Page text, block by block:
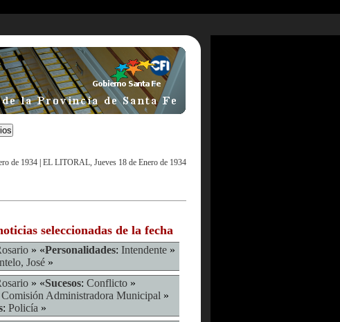
de 1934 EL LITORAL, Jueves 18 de Enero de 1934
seleccionadas de la fecha
» «Personalidades: Intendente »
José »
» «Sucesos: Conflicto »
Comisión Administradora Municipal »
: Policía »